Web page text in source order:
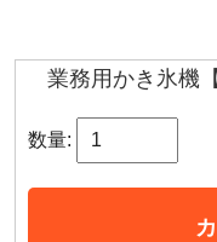
業務用かき氷機
数量: